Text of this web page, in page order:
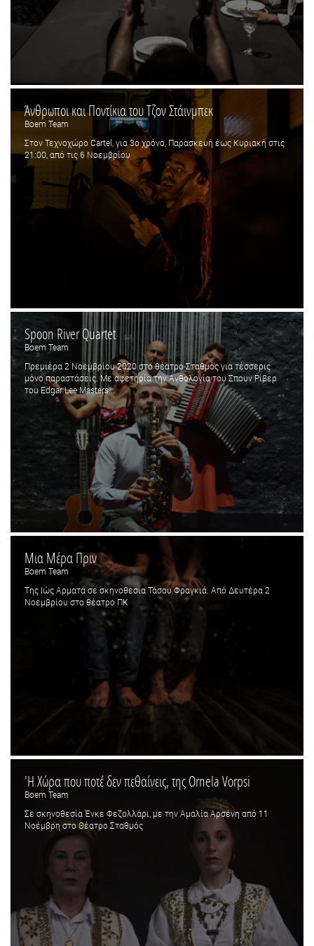
Άνθρωποι και Ποντίκια του Τζον Στάινμπεκ
Boem Team
Στον Τεχνοχώρο Cartel, για 3ο χρόνο, Παρασκευή έως Κυριακή στις
21:00, από τις 6 Νοεμβρίου
Spoon River Quartet
Boem Team
Πρεμιέρα 2 Νοεμβρίου 2020 στο θέατρο Σταθμός για τέσσερις
μόνο παραστάσεις. Με αφετηρία την Ανθολογία του Σπουν Ρίβερ
του Edgar Lee Masters...
Μια Μέρα Πριν
Boem Team
Tης Ιώς Αρματά σε σκηνοθεσία Τάσου Φραγκιά. Από Δευτέρα 2
Νοεμβρίου στο θέατρο ΠΚ
'Η Χώρα που ποτέ δεν πεθαίνεις, της Ornela Vorpsi
Boem Team
Σε σκηνοθεσία Ένκε Φεζολλάρι, με την Αμαλία Αρσένη από 11
Νοέμβρη στο Θέατρο Σταθμός